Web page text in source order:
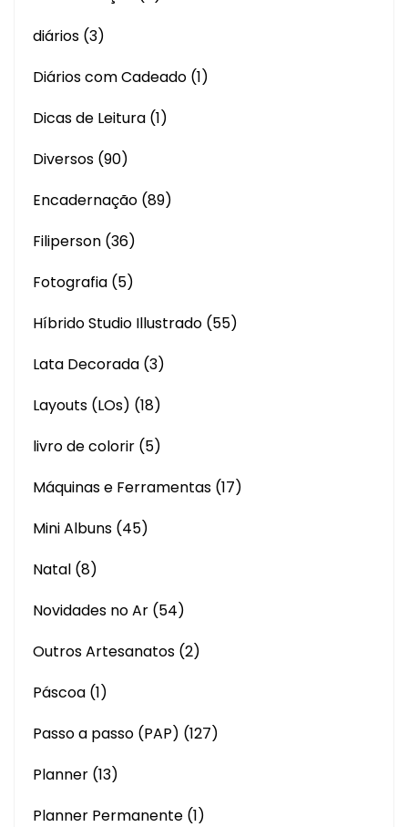
diários (3)
Diários com Cadeado (1)
Dicas de Leitura (1)
Diversos (90)
Encadernação (89)
Filiperson (36)
Fotografia (5)
Híbrido Studio Illustrado (55)
Lata Decorada (3)
Layouts (LOs) (18)
livro de colorir (5)
Máquinas e Ferramentas (17)
Mini Albuns (45)
Natal (8)
Novidades no Ar (54)
Outros Artesanatos (2)
Páscoa (1)
Passo a passo (PAP) (127)
Planner (13)
Planner Permanente (1)